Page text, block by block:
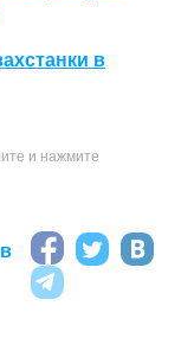
в
и нажмите